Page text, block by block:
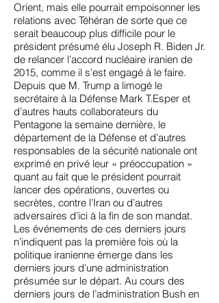
Orient, mais elle pourrait empoisonner les
relations avec Téhéran de sorte que ce
serait beaucoup plus difficile pour le
président présumé élu Joseph R. Biden Jr.
de relancer l’accord nucléaire iranien de
2015, comme il s’est engagé à le faire.
Depuis que M. Trump a limogé le
secrétaire à la Défense Mark T.Esper et
d’autres hauts collaborateurs du
Pentagone la semaine dernière, le
département de la Défense et d’autres
responsables de la sécurité nationale ont
exprimé en privé leur « préoccupation »
quant au fait que le président pourrait
lancer des opérations, ouvertes ou
secrètes, contre l’Iran ou d’autres
adversaires d’ici à la fin de son mandat.
Les événements de ces derniers jours
n’indiquent pas la première fois où la
politique iranienne émerge dans les
derniers jours d’une administration
présumée sur le départ. Au cours des
derniers jours de l’administration Bush en